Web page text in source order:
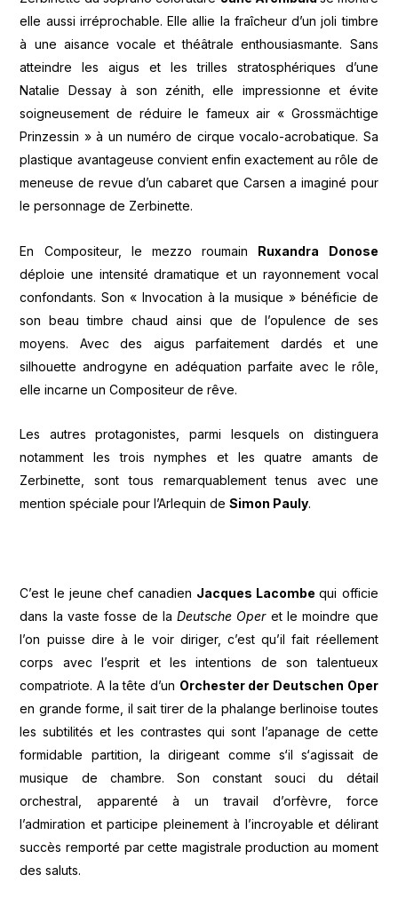
elle aussi irréprochable. Elle allie la fraîcheur d’un joli timbre
à une aisance vocale et théâtrale enthousiasmante. Sans
atteindre les aigus et les trilles stratosphériques d’une
Natalie Dessay à son zénith, elle impressionne et évite
soigneusement de réduire le fameux air « Grossmächtige
Prinzessin » à un numéro de cirque vocalo-acrobatique. Sa
plastique avantageuse convient enfin exactement au rôle de
meneuse de revue d’un cabaret que Carsen a imaginé pour
le personnage de Zerbinette.
En Compositeur, le mezzo roumain Ruxandra Donose
déploie une intensité dramatique et un rayonnement vocal
confondants. Son « Invocation à la musique » bénéficie de
son beau timbre chaud ainsi que de l’opulence de ses
moyens. Avec des aigus parfaitement dardés et une
silhouette androgyne en adéquation parfaite avec le rôle,
elle incarne un Compositeur de rêve.
Les autres protagonistes, parmi lesquels on distinguera
notamment les trois nymphes et les quatre amants de
Zerbinette, sont tous remarquablement tenus avec une
mention spéciale pour l’Arlequin deSimon Pauly.
C’est le jeune chef canadien Jacques Lacombequi officie
dans la vaste fosse de laDeutsche Oper et le moindre que
l’on puisse dire à le voir diriger, c’est qu’il fait réellement
corps avec l’esprit et les intentions de son talentueux
compatriote. A la tête d’un Orchester der Deutschen Oper
en grande forme, il sait tirer de la phalange berlinoise toutes
les subtilités et les contrastes qui sont l’apanage de cette
formidable partition, la dirigeant comme s‘il s‘agissait de
musique de chambre. Son constant souci du détail
orchestral, apparenté à un travail d’orfèvre, force
l’admiration et participe pleinement à l’incroyable et délirant
succès remporté par cette magistrale production au moment
des saluts.